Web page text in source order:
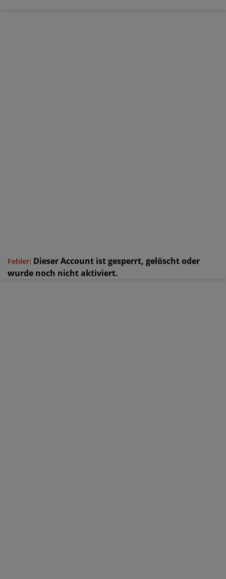
Fehler: Dieser Account ist gesperrt, gelöscht oder
wurde noch nicht aktiviert.